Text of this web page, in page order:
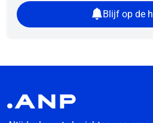
Blijf op de